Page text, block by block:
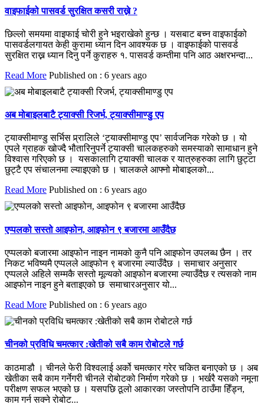
वाइफाईको पासवर्ड सुरक्षित कसरी राख्ने ?
छिल्लो समयमा वाइफाई चोरी हुने भइराखेको हुन्छ । यसबाट बच्न वाइफाईको
पासवर्डलगायत केही कुरामा ध्यान दिन आवश्यक छ । वाइफाईको पासवर्ड
सुरक्षित राख्न ध्यान दिनु पर्ने कुराहरु १. पासवर्ड कम्तीमा पनि आठ अक्षरभन्दा...
Read More Published on : 6 years ago
अब मोबाइलबाटै ट्याक्सी रिजर्भ, ट्याक्सीमाण्डु एप
ट्याक्सीमाण्डु सर्भिस प्र्रालिले ‘ट्याक्सीमाण्डु एप’ सार्वजनिक गरेको छ । यो
एपले ग्राहक खोज्दै भौतारिनुपर्ने ट्याक्सी चालकहरुको समस्याको सामाधान हुने
विश्वास गरिएको छ । यसकालागि ट्याक्सी चालक र यात्रुहरुका लागि छुट्टा
छुट्टै एप संचालनमा ल्याइएको छ । चालकले आफ्नो मोबाइलको...
Read More Published on : 6 years ago
एप्पलको सस्तो आइफोन, आइफोन ९ बजारमा आउँदैछ
एप्पलको बजारमा आइफोन नाइन नामको कुनै पनि आइफोन उपलब्ध छैन । तर
निकट भविष्यमै एप्पलले आइफोन ९ बजारमा ल्याउँदैछ । समाचार अनुसार
एप्पलले अहिले सम्मकै सस्तो मूल्यको आइफोन बजारमा ल्याउँदैछ र त्यसको नाम
आइफोन नाइन हुने बताइएको छ समाचारअनुसार यो...
Read More Published on : 6 years ago
चीनको प्रविधि चमत्कार :खेतीको सबै काम रोबोटले गर्छ
काठमाडौ । चीनले फेरी विश्वलाई अर्को चमत्कार गरेर चकित बनाएको छ । अब
खेतीका सबै काम गर्नेगरी चीनले रोबोटको निर्माण गरेको छ । भर्खरै यसको नमूना
परीक्षण सफल भएको छ । यसपछि ठूलो आकारका जस्तोपनि ठाउँमा हिँड्न,
काम गर्न सक्ने रोबोट...